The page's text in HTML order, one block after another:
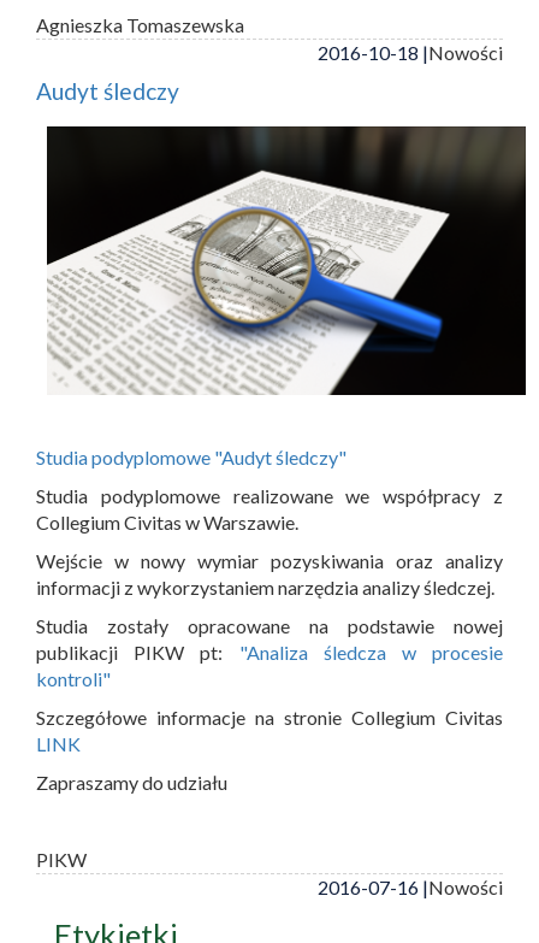
Agnieszka Tomaszewska
2016-10-18 |Nowości
Audyt śledczy
Studia podyplomowe "Audyt śledczy"
Studia podyplomowe realizowane we współpracy z
Collegium Civitas w Warszawie.
Wejście w nowy wymiar pozyskiwania oraz analizy
informacji z wykorzystaniem narzędzia analizy śledczej.
Studia zostały opracowane na podstawie nowej
publikacji PIKW pt: "Analiza śledcza w procesie
kontroli"
Szczegółowe informacje na stronie Collegium Civitas
LINK
Zapraszamy do udziału
PIKW
2016-07-16 |Nowości
Etykietki